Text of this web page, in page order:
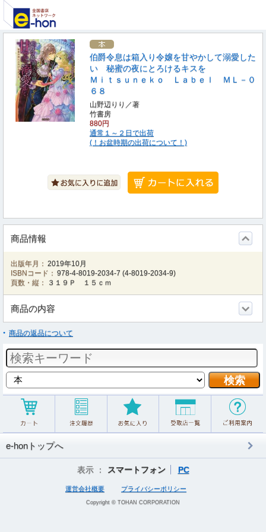
伯爵令息は箱入り令嬢を甘やかして溺愛した
い 秘蜜の夜にとろけるキスを
Ｍｉｔｓｕｎｅｋｏ Ｌａｂｅｌ ＭＬ－０
６８
山野辺りり／著
竹書房
880円
通常１～２日で出荷
(！お盆時期の出荷について！)
商品情報
出版年月： 2019年10月
ISBNコード： 978-4-8019-2034-7 (4-8019-2034-9)
頁数・縦：
３１９Ｐ １５ｃｍ
商品の内容
商品の返品について
e-honトップへ
表示 ： スマートフォン PC
運営会社概要 プライバシーポリシー
Copyright © TOHAN CORPORATION